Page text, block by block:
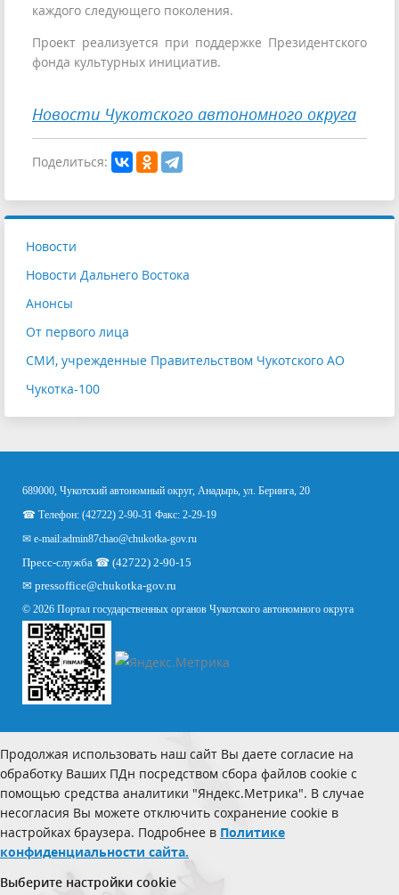
каждого следующего поколения.
Проект реализуется при поддержке Президентского
фонда культурных инициатив.
Новости Чукотского автономного округа
Поделиться:
Новости
Новости Дальнего Востока
Анонсы
От первого лица
СМИ, учрежденные Правительством Чукотского АО
Чукотка-100
689000, Чукотский автономный округ, Анадырь, ул. Беринга, 20
☎ Телефон: (42722) 2-90-31 Факс: 2-29-19
✉ e-mail:admin87chao@chukotka-gov.ru
Пресс-служба ☎ (42722) 2-90-15
✉ pressoffice@chukotka-gov.ru
© 2026 Портал государственных органов Чукотского автономного округа
Продолжая использовать наш сайт Вы даете согласие на
обработку Ваших ПДн посредством сбора файлов cookie с
помощью средства аналитики "Яндекс.Метрика". В случае
несогласия Вы можете отключить сохранение cookie в
настройках браузера. Подробнее в Политике
конфиденциальности сайта.
Выберите настройки cookie